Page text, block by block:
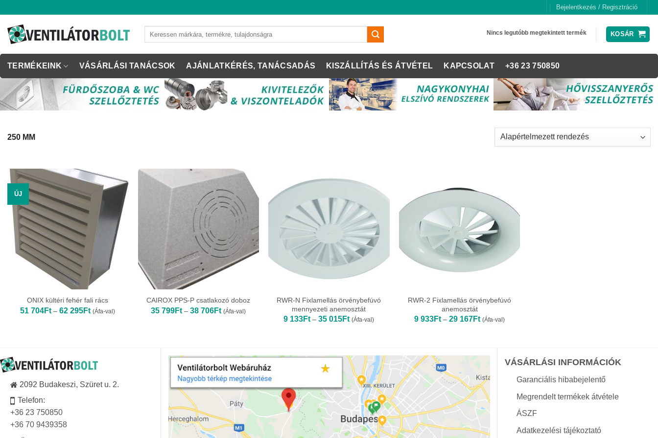
content
Bejelentkezés / Regisztráció
Nincs legutóbb megtekintett termék KOSÁR
TERMÉKEINK VÁSÁRLÁSI TANÁCSOK AJÁNLATKÉRÉS, TANÁCSADÁS KISZÁLLÍTÁS ÉS ÁTVÉTEL KAPCSOLAT +36 23 750850
250 MM
ÚJ
ONIX kültéri fehér fali rács
51 704Ft – 62 295FtÁrtartomány:
51
(Áfa-val)
CAIROX PPS-P csatlakozó doboz
35 799Ft – 38 706FtÁrtartomány:
35
(Áfa-val)
RWR-N Fixlamellás örvénybefúvó
mennyezeti anemosztát
9 133Ft – 35 015FtÁrtartomány:
9
(Áfa-val)
RWR-2 Fixlamellás örvénybefúvó
anemosztát
9 933Ft – 29 167FtÁrtartomány:
9
(Áfa-val)
2092 Budakeszi, Szüret u. 2.
Telefon:
+36 23 750850
+36 70 9439358
VÁSÁRLÁSI INFORMÁCIÓK
Garanciális hibabejelentő
Megrendelt termékek átvétele
ÁSZF
Adatkezelési tájékoztató